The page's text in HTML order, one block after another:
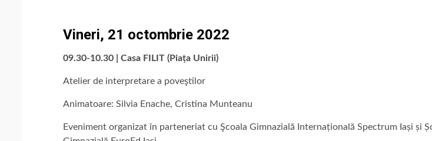
Vineri, 21 octombrie 2022
09.30-10.30 | Casa FILIT (Piața Unirii)
Atelier de interpretare a poveştilor
Animatoare: Silvia Enache, Cristina Munteanu
Eveniment organizat în parteneriat cu Şcoala Gimnazială Internațională Spectrum Iași și